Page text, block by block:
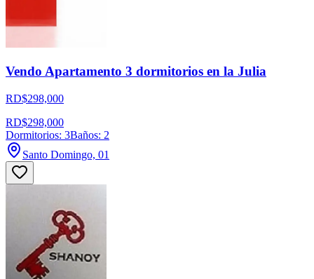
Vendo Apartamento 3 dormitorios en la Julia
RD$298,000
RD$298,000
Dormitorios: 3Baños: 2
Santo Domingo, 01